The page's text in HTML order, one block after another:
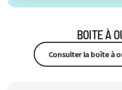
BOITE À
Consulter la boîte à